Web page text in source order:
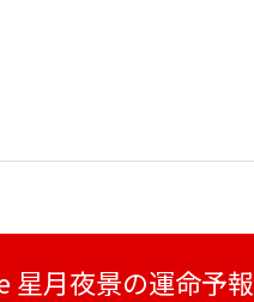
星月夜景の運命予報